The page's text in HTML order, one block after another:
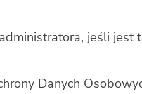
jeśli jest
Danych